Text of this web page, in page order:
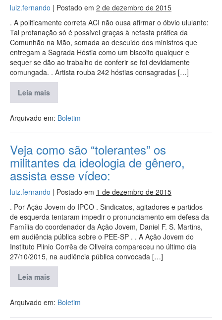
luiz.fernando | Postado em 2 de dezembro de 2015
. A politicamente correta ACI não ousa afirmar o óbvio ululante:
Tal profanação só é possível graças à nefasta prática da
Comunhão na Mão, somada ao descuido dos ministros que
entregam a Sagrada Hóstia como um biscoito qualquer e
sequer se dão ao trabalho de conferir se foi devidamente
comungada. . Artista rouba 242 hóstias consagradas […]
Leia mais
Arquivado em: Boletim
Veja como são “tolerantes” os
militantes da ideologia de gênero,
assista esse vídeo:
luiz.fernando | Postado em 1 de dezembro de 2015
. Por Ação Jovem do IPCO . Sindicatos, agitadores e partidos
de esquerda tentaram impedir o pronunciamento em defesa da
Família do coordenador da Ação Jovem, Daniel F. S. Martins,
em audiência pública sobre o PEE-SP . . A Ação Jovem do
Instituto Plinio Corrêa de Oliveira compareceu no último dia
27/10/2015, na audiência pública convocada […]
Leia mais
Arquivado em: Boletim